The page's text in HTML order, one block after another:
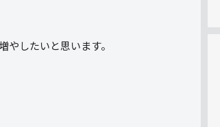
やしたいと思います。